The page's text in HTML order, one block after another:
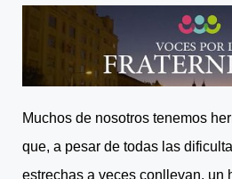
Muchos de nosotros tenemos
que, a pesar de todas las
estrechas a veces conllevan, un